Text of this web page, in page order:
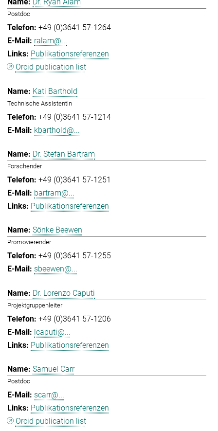
Postdoc
+49 (0)3641 57-1264
ralam@...
Publikationsreferenzen
Orcid publication list
Kati Barthold
Technische Assistentin
+49 (0)3641 57-1214
kbarthold@...
Dr. Stefan Bartram
Forschender
+49 (0)3641 57-1251
bartram@...
Publikationsreferenzen
Sönke Beewen
Promovierender
+49 (0)3641 57-1255
sbeewen@...
Dr. Lorenzo Caputi
Projektgruppenleiter
+49 (0)3641 57-1206
lcaputi@...
Publikationsreferenzen
Samuel Carr
Postdoc
scarr@...
Publikationsreferenzen
Orcid publication list